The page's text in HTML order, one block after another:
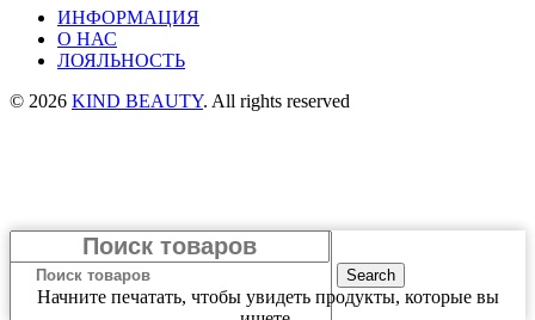
ИНФОРМАЦИЯ
О НАС
ЛОЯЛЬНОСТЬ
© 2026 KIND BEAUTY. All rights reserved
Начните печатать, чтобы увидеть продукты, которые вы
Search